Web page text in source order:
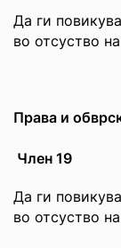
Да ги
во отсуство
Права и
Член 19
Да ги
во отсуство